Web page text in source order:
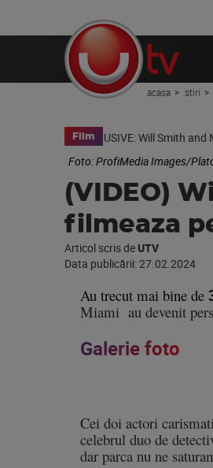
acasa stiri
Film
Foto: ProfiMedia Images/
(VIDEO)
filmeaza
Articol scris de UTV
Data publicării:27.02.2024
Au trecut mai bine de
Miami au devenit
Galerie foto
Cei doi actori
celebrul duo de
dar parca nu ne